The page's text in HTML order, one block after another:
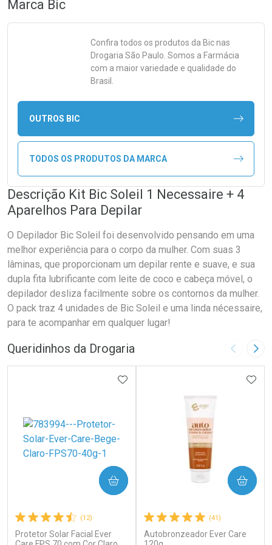
Marca Bic
Confira todos os produtos da Bicnas
Drogaria São Paulo. Somos a Farmácia
com a maior variedade e qualidade do
Brasil.
OUTROS BIC
TODOS OS PRODUTOS DA MARCA
Descrição Kit Bic Soleil 1 Necessaire + 4
Aparelhos Para Depilar
O Depilador Bic Soleil foi desenvolvido pensando em uma
melhor experiência para o corpo da mulher. Com suas 3
lâminas, que proporcionam um depilar rente e suave, e sua
dupla fita lubrificante com leite de coco e cabeça móvel, o
depilador desliza facilmente sobre os contornos da mulher.
O pack traz 4 unidades de Bic Soleil e uma linda nécessaire,
para te acompanhar em qualquer lugar!
Queridinhos da Drogaria Imagem
(12)
Protetor Solar Facial Ever
ADICIONAR AOS FAVORITOS
COMPRAR
(41)
Autobronzeador Ever Care
COMPRAR